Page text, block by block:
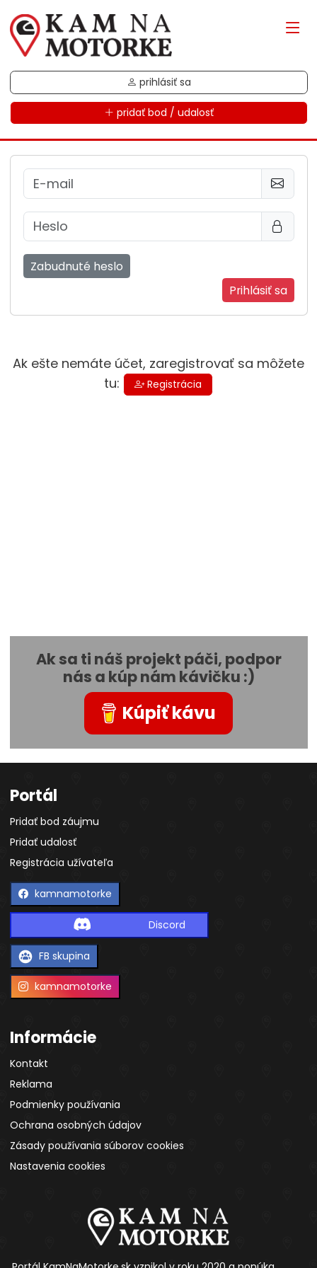
prihlásiť sa
pridať bod / udalosť
Zabudnuté heslo
Prihlásiť sa
Ak ešte nemáte účet, zaregistrovať sa môžete
tu:
Registrácia
Ak sa ti náš projekt páči, podpor
nás a kúp nám kávičku :)
Kúpiť kávu
Portál
Pridať bod záujmu
Pridať udalosť
Registrácia užívateľa
kamnamotorke
Discord
FB skupina
kamnamotorke
Informácie
Kontakt
Reklama
Podmienky používania
Ochrana osobných údajov
Zásady používania súborov cookies
Nastavenia cookies